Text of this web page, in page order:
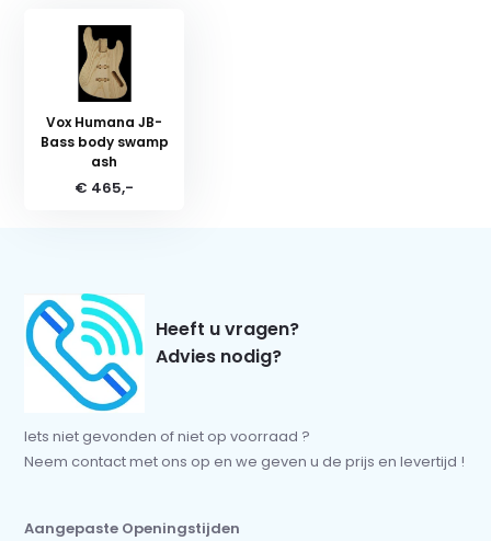
Vox Humana JB-
Bass body swamp
ash
€ 465,-
Heeft u vragen?
Advies nodig?
Iets niet gevonden of niet op voorraad ?
Neem contact met ons op en we geven u de prijs en levertijd !
Aangepaste Openingstijden